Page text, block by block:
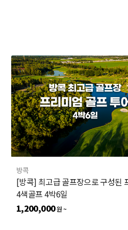
방콕
[방콕] 최고급 골프장으로 구성된
4색골프 4박6일
1,200,000원 ~